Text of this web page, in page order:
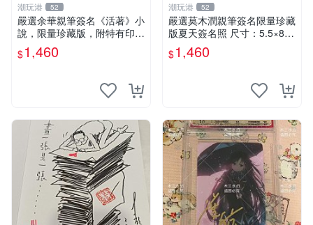
潮玩港 52
嚴選余華親筆簽名《活著》小
說，限量珍藏版，附特有印
章。 活著 小說 簽名書
$1,460
潮玩港 52
嚴選莫木潤親筆簽名限量珍藏
版夏天簽名照 尺寸：5.5×8.4
公分 附原裝相框 推薦收藏家
必備 《光死去的夏天》《Th
$1,460